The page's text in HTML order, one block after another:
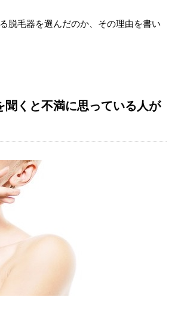
脱毛器を選んだのか、その理由を書い
聞くと不満に思っている人が